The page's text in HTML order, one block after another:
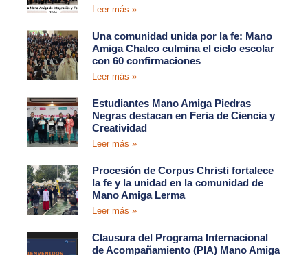
Leer más »
Una comunidad unida por la fe: Mano
Amiga Chalco culmina el ciclo escolar
con 60 confirmaciones
Leer más »
Estudiantes Mano Amiga Piedras
Negras destacan en Feria de Ciencia y
Creatividad
Leer más »
Procesión de Corpus Christi fortalece
la fe y la unidad en la comunidad de
Mano Amiga Lerma
Leer más »
Clausura del Programa Internacional
de Acompañamiento (PIA) Mano Amiga